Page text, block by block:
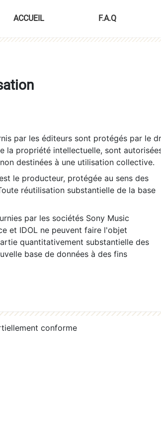
ACCUEIL F.A.Q
par les éditeurs sont protégés par le
la propriété intellectuelle, sont
destinées à une utilisation collective.
le producteur, protégée au sens des
réutilisation substantielle de la base
par les sociétés Sony Music
et IDOL ne peuvent faire l'objet
quantitativement substantielle des
base de données à des fins
conforme